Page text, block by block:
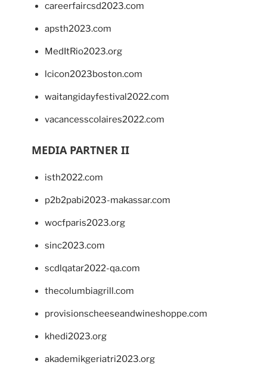
careerfaircsd2023.com
apsth2023.com
MedItRio2023.org
lcicon2023boston.com
waitangidayfestival2022.com
vacancesscolaires2022.com
MEDIA PARTNER II
isth2022.com
p2b2pabi2023-makassar.com
wocfparis2023.org
sinc2023.com
scdlqatar2022-qa.com
thecolumbiagrill.com
provisionscheeseandwineshoppe.com
khedi2023.org
akademikgeriatri2023.org